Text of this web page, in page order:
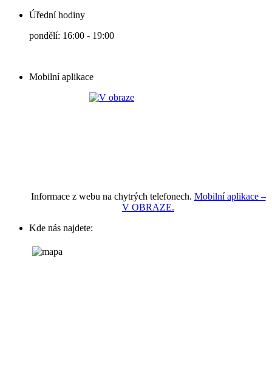
Úřední hodiny
pondělí: 16:00 - 19:00
Mobilní aplikace
Informace z webu na chytrých telefonech. Mobilní aplikace –
V OBRAZE.
Kde nás najdete: